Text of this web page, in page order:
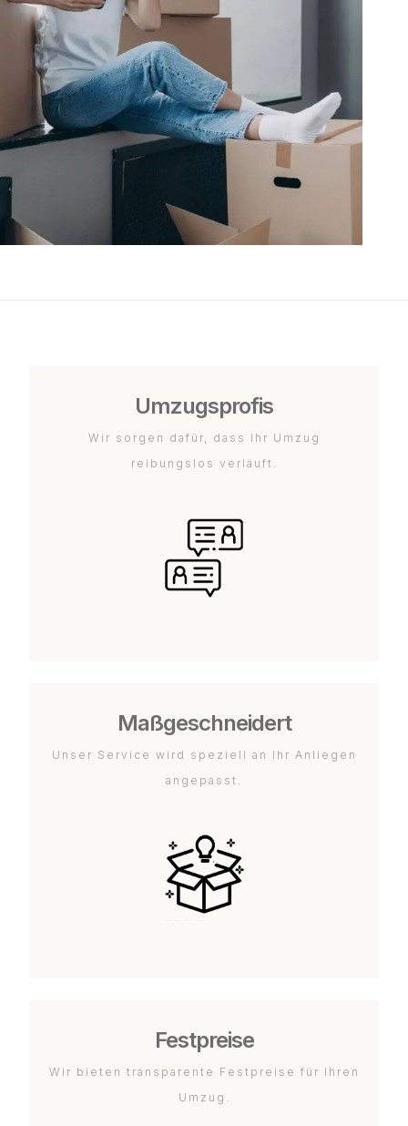
Umzugsprofis
Wir sorgen dafür, dass Ihr Umzug
reibungslos verläuft.
Maßgeschneidert
Unser Service wird speziell an Ihr Anliegen
angepasst.
Festpreise
Wir bieten transparente Festpreise für Ihren
Umzug.